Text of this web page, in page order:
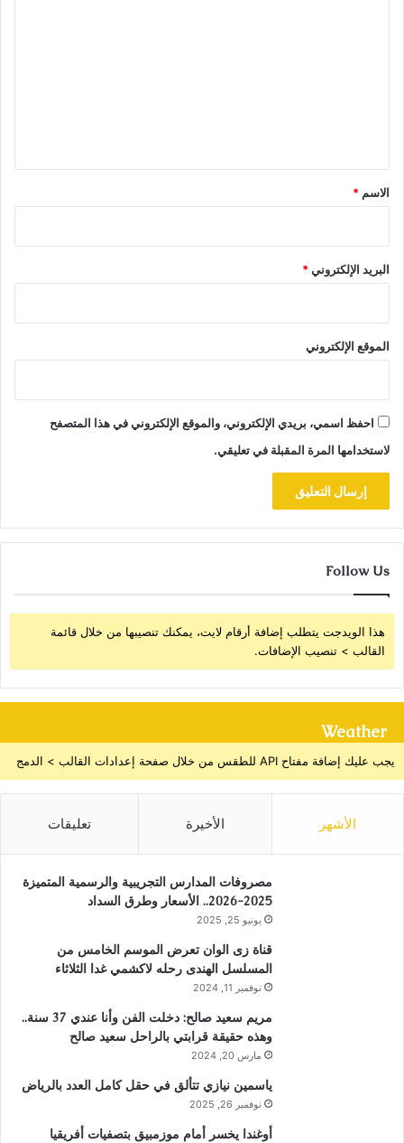
*
الاسم *
البريد الإلكتروني*
الموقع الإلكتروني
احفظ اسمي، بريدي الإلكتروني، والموقع الإلكتروني في هذا المتصفح
لاستخدامها المرة المقبلة في تعليقي.
Follow Us
هذا الويدجت يتطلب إضافة أرقام لايت، يمكنك تنصيبها من خلال قائمة
القالب > تنصيب الإضافات.
Weather
يجب عليك إضافة مفتاح API للطقس من خلال صفحة إعدادات القالب > الدمج
الأشهر الأخيرة تعليقات
مصروفات المدارس التجريبية والرسمية المتميزة
2025-2026.. الأسعار وطرق السداد
يونيو 25, 2025
قناة زى الوان تعرض الموسم الخامس من
المسلسل الهندى رحله لاكشمي غدا الثلاثاء
نوفمبر 11, 2024
مريم سعيد صالح: دخلت الفن وأنا عندي 37 سنة..
وهذه حقيقة قرابتي بالراحل سعيد صالح
مارس 20, 2024
ياسمين نيازي تتألق في حقل كامل العدد بالرياض
نوفمبر 26, 2025
أوغندا يخسر أمام موزمبيق بتصفيات أفريقيا